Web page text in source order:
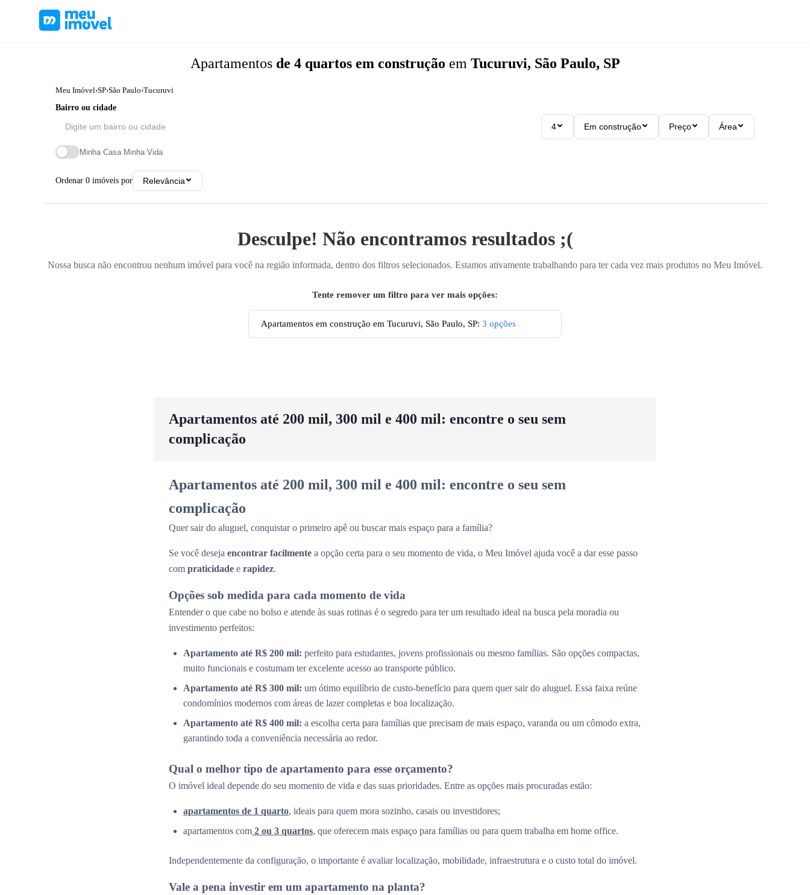
Apartamentos de 4 quartos em construção em Tucuruvi, São Paulo, SP
Meu Imóvel›SP›São Paulo›Tucuruvi
Bairro ou cidade
4 Em construção Preço Área
Minha Casa Minha Vida
Ordenar 0 imóveis por Relevância
Desculpe! Não encontramos resultados ;(
Nossa busca não encontrou nenhum imóvel para você na região informada, dentro dos filtros selecionados. Estamos ativamente trabalhando para ter cada vez mais produtos no Meu Imóvel.
Tente remover um filtro para ver mais opções:
Apartamentos em construção em Tucuruvi, São Paulo, SP: 3 opções
Apartamentos até 200 mil, 300 mil e 400 mil: encontre o seu sem
complicação
Apartamentos até 200 mil, 300 mil e 400 mil: encontre o seu sem
complicação
Quer sair do aluguel, conquistar o primeiro apê ou buscar mais espaço para a família?
Se você deseja encontrar facilmente a opção certa para o seu momento de vida, o Meu Imóvel ajuda você a dar esse passo
com praticidade e rapidez.
Opções sob medida para cada momento de vida
Entender o que cabe no bolso e atende às suas rotinas é o segredo para ter um resultado ideal na busca pela moradia ou
investimento perfeitos:
Apartamento até R$ 200 mil: perfeito para estudantes, jovens profissionais ou mesmo famílias. São opções compactas,
muito funcionais e costumam ter excelente acesso ao transporte público.
Apartamento até R$ 300 mil: um ótimo equilíbrio de custo-benefício para quem quer sair do aluguel. Essa faixa reúne
condomínios modernos com áreas de lazer completas e boa localização.
Apartamento até R$ 400 mil: a escolha certa para famílias que precisam de mais espaço, varanda ou um cômodo extra,
garantindo toda a conveniência necessária ao redor.
Qual o melhor tipo de apartamento para esse orçamento?
O imóvel ideal depende do seu momento de vida e das suas prioridades. Entre as opções mais procuradas estão:
apartamentos de 1 quarto, ideais para quem mora sozinho, casais ou investidores;
apartamentos com 2 ou 3 quartos, que oferecem mais espaço para famílias ou para quem trabalha em home office.
Independentemente da configuração, o importante é avaliar localização, mobilidade, infraestrutura e o custo total do imóvel.
Vale a pena investir em um apartamento na planta?